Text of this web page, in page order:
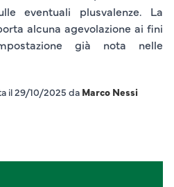
eventuali plusvalenze. La
alcuna agevolazione ai fini
già nota nelle
il 29/10/2025 da Marco Nessi